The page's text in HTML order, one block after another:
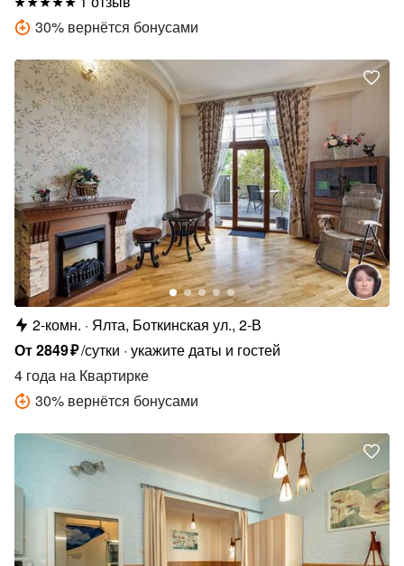
30% вернётся бонусами
2-комн.
Ялта, Боткинская ул., 2-В
От2849₽/сутки укажите даты и гостей
4 года на Квартирке
30% вернётся бонусами